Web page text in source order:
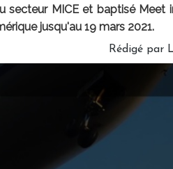
secteur MICE et baptisé Meet
jusqu'au 19 mars 2021.
Rédigé par